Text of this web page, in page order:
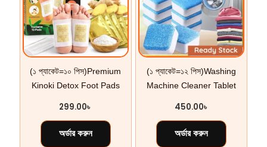
(১ প্যাকেট=১০ পিস)Premium
Kinoki Detox Foot Pads
299.00৳
অর্ডার করুন
(১ প্যাকেট=১২ পিস)Washing
Machine Cleaner Tablet
450.00৳
অর্ডার করুন